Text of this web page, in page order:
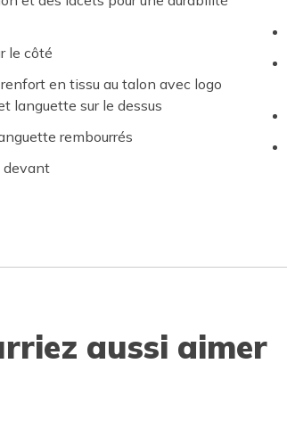
le côté
en tissu au talon avec logo
languette sur le dessus
rembourrés
devant
aussi aimer